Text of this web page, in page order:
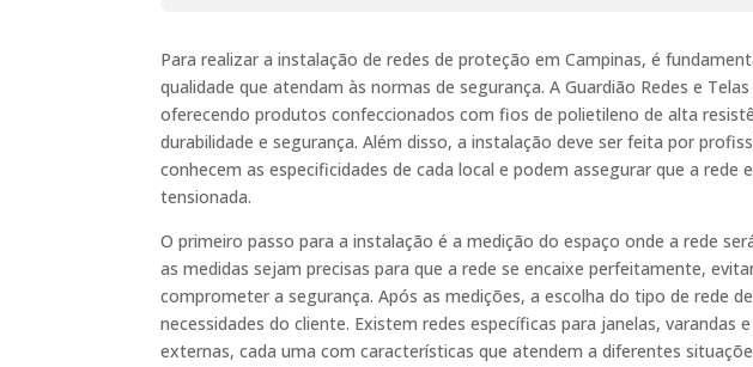
Para realizar a instalação de redes de proteção em Campinas, é
qualidade que atendam às normas de segurança. A Guardião Redes e
oferecendo produtos confeccionados com fios de polietileno de alta
durabilidade e segurança. Além disso, a instalação deve ser feita por
conhecem as especificidades de cada local e podem assegurar que a rede
tensionada.
O primeiro passo para a instalação é a medição do espaço onde a rede
as medidas sejam precisas para que a rede se encaixe perfeitamente,
comprometer a segurança. Após as medições, a escolha do tipo de rede
necessidades do cliente. Existem redes específicas para janelas, varandas
externas, cada uma com características que atendem a diferentes